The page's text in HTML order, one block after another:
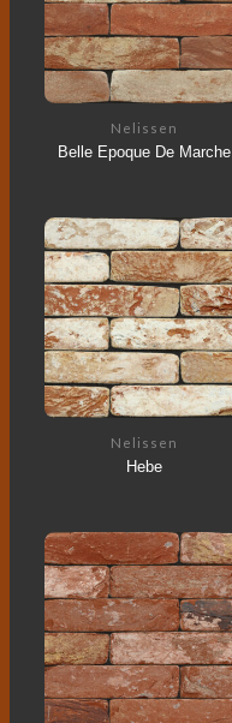
Nelissen
Belle Epoque De Marche
Nelissen
Hebe